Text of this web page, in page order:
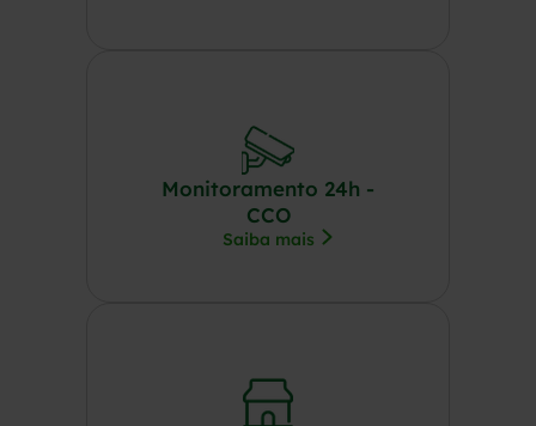
Monitoramento 24h -
CCO
Saiba mais